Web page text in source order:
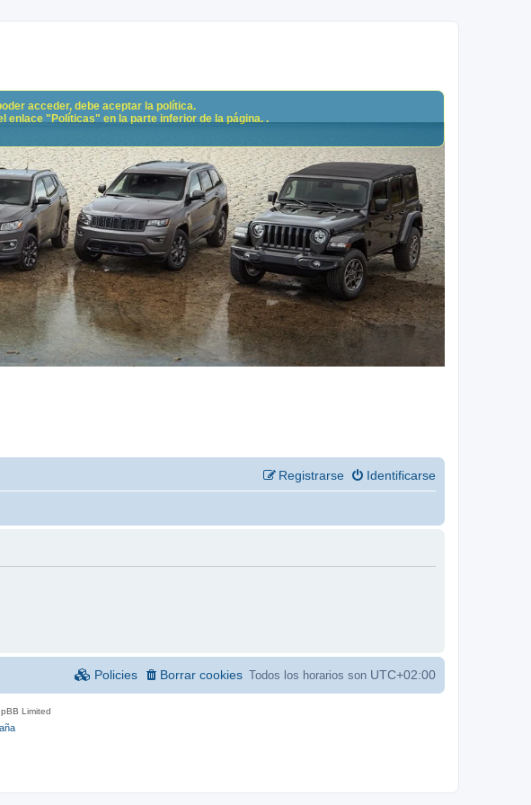
Identificarse
Registrarse
acceder, debe aceptar la política.
enlace "Políticas" en la parte inferior de la página. .
Todos los horarios son UTC+02:00
Borrar cookies
Policies
Limited